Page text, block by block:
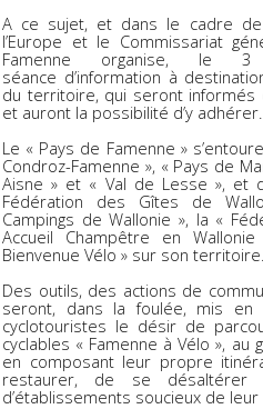
A ce sujet, et dans le cadre
l’Europe et le Commissariat
Famenne organise, le
séance d’information à
du territoire, qui seront informés
et auront la possibilité d’y adhérer.
Le « Pays de Famenne »
Condroz-Famenne », « Pays de
Aisne » et « Val de Lesse », et
Fédération des Gîtes de
Campings de Wallonie », la «
Accueil Champêtre en
Bienvenue Vélo » sur son territoire.
Des outils, des actions de
seront, dans la foulée, mis
cyclotouristes le désir de
cyclables « Famenne à Vélo »,
en composant leur propre
restaurer, de se
d’établissements soucieux de leur